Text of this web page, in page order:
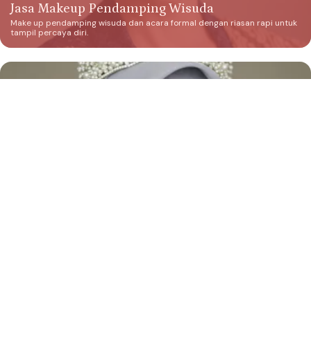
Jasa Makeup Pendamping Wisuda
Make up pendamping wisuda dan acara formal dengan riasan rapi untuk
tampil percaya diri.